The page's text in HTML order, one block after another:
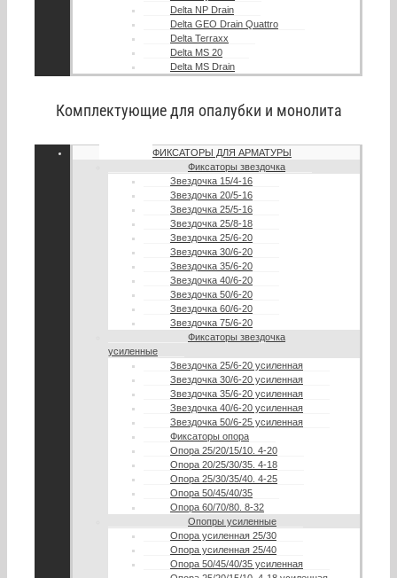
Delta NP Drain
Delta GEO Drain Quattro
Delta Terraxx
Delta MS 20
Delta MS Drain
Комплектующие для опалубки и монолита
ФИКСАТОРЫ ДЛЯ АРМАТУРЫ
Фиксаторы звездочка
Звездочка 15/4-16
Звездочка 20/5-16
Звездочка 25/5-16
Звездочка 25/8-18
Звездочка 25/6-20
Звездочка 30/6-20
Звездочка 35/6-20
Звездочка 40/6-20
Звездочка 50/6-20
Звездочка 60/6-20
Звездочка 75/6-20
Фиксаторы звездочка
усиленные
Звездочка 25/6-20 усиленная
Звездочка 30/6-20 усиленная
Звездочка 35/6-20 усиленная
Звездочка 40/6-20 усиленная
Звездочка 50/6-25 усиленная
Фиксаторы опора
Опора 25/20/15/10. 4-20
Опора 20/25/30/35. 4-18
Опора 25/30/35/40. 4-25
Опора 50/45/40/35
Опора 60/70/80. 8-32
Опопры усиленные
Опора усиленная 25/30
Опора усиленная 25/40
Опора 50/45/40/35 усиленная